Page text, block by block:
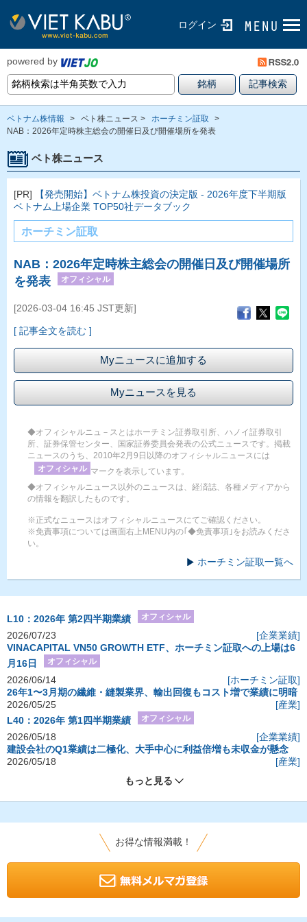
ログイン
powered by
ベトナム株情報 > ベト株ニュース > ホーチミン証取
>
NAB：2026年定時株主総会の開催日及び開催場所を発表
ベト株ニュース
[PR]
【発売開始】ベトナム株投資の決定版 - 2026年度下半期版
ベトナム上場企業 TOP50社データブック
ホーチミン証取
NAB：2026年定時株主総会の開催日及び開催場所
を発表
オフィシャル
[2026-03-04 16:45 JST更新]
[ 記事全文を読む ]
Myニュースに追加する
Myニュースを見る
◆オフィシャルニュ－スとはホーチミン証券取引所、ハノイ証券取引
所、証券保管センター、国家証券委員会発表の公式ニュースです。掲載
ニュースのうち、2010年2月9日以降のオフィシャルニュースには
オフィシャル マークを表示しています。
◆オフィシャルニュース以外のニュースは、経済誌、各種メディアから
の情報を翻訳したものです。
※正式なニュースはオフィシャルニュースにてご確認ください。
※免責事項については画面右上MENU内の｢◆免責事項｣をお読みくださ
い。
ホーチミン証取一覧へ
L10：2026年 第2四半期業績 オフィシャル
2026/07/23
[企業業績]
VINACAPITAL VN50 GROWTH ETF、ホーチミン証取への上場は6
月16日
オフィシャル
2026/06/14
[ホーチミン証取]
26年1〜3月期の繊維・縫製業界、輸出回復もコスト増で業績に明暗
2026/05/25
[産業]
L40：2026年 第1四半期業績
オフィシャル
2026/05/18
[企業業績]
建設会社のQ1業績は二極化、大手中心に利益倍増も未収金が懸念
2026/05/18
[産業]
もっと見る
お得な情報満載！